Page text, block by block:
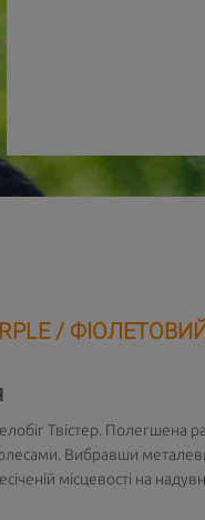
/
Твістер. Полегшена
Вибравши
місцевості на